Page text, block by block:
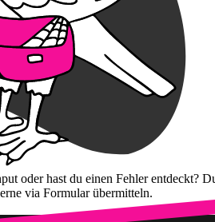
oder hast du einen Fehler entdeckt?
via Formular übermitteln.